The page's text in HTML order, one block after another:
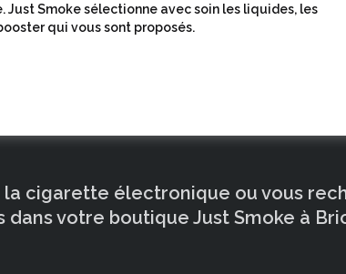
Just Smoke sélectionne avec soin les liquides, les
qui vous sont proposés.
cigarette électronique ou vous
dans votre boutique Just Smoke à